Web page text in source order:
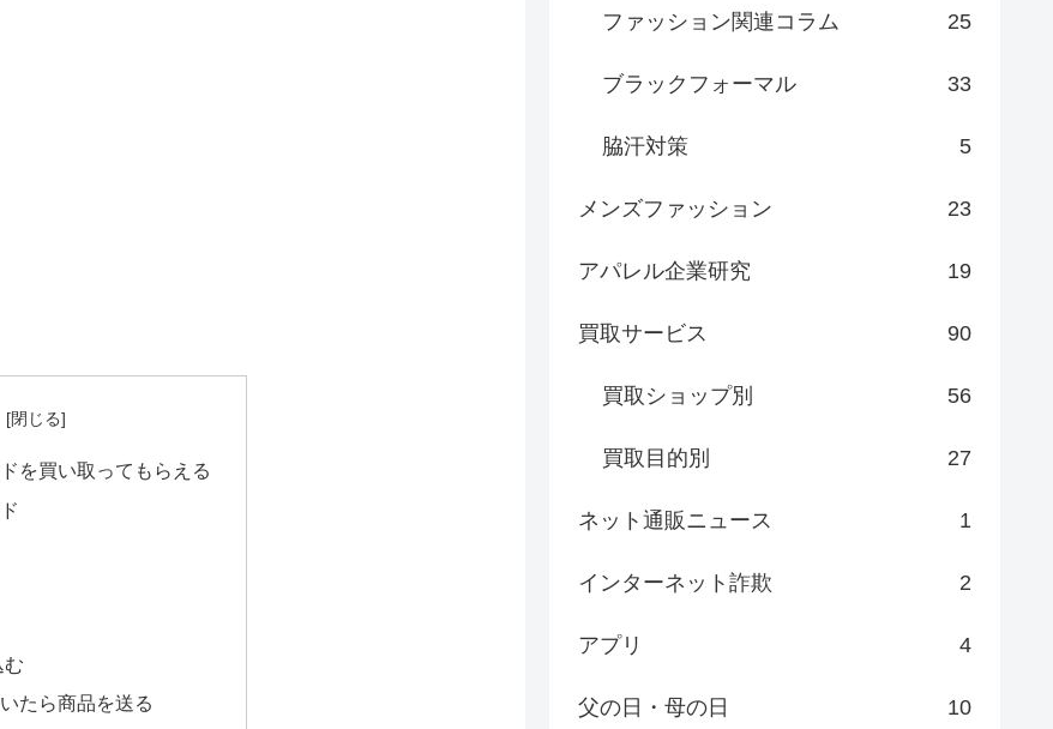
を買い取ってもらえる
む
たら商品を送る
ファッション関連コラム 25
ブラックフォーマル 33
脇汗対策 5
メンズファッション 23
アパレル企業研究 19
買取サービス 90
買取ショップ別 56
買取目的別 27
ネット通販ニュース 1
インターネット詐欺 2
アプリ 4
父の日・母の日 10